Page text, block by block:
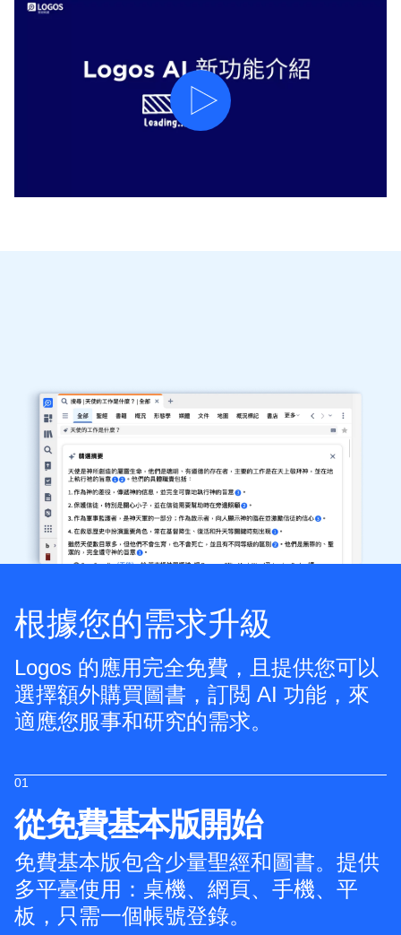
根據您的需求升級
Logos 的應用完全免費，且提供您可以
選擇額外購買圖書，訂閲 AI 功能，來
適應您服事和研究的需求。
01
從免費基本版開始
免費基本版包含少量聖經和圖書。提供
多平臺使用：桌機、網頁、手機、平
板，只需一個帳號登錄。